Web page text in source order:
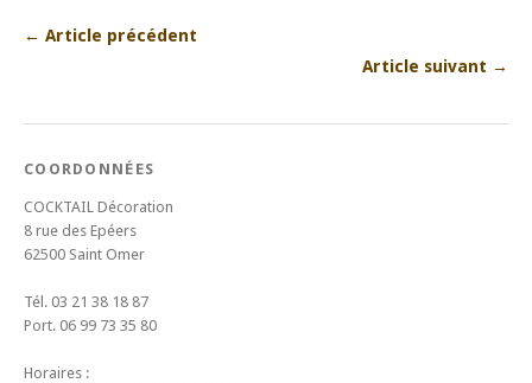
← Article précédent
Article suivant →
COORDONNÉES
COCKTAIL Décoration
8 rue des Epéers
62500 Saint Omer
Tél. 03 21 38 18 87
Port. 06 99 73 35 80
Horaires :